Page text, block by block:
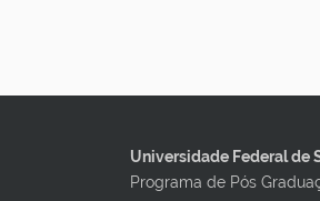
Universidade Federal de
Programa de Pós